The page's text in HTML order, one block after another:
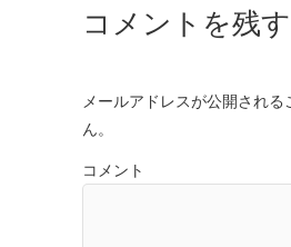
コメントを残す
メールアドレスが公開され
ん。
コメント